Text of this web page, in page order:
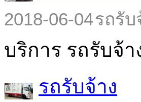
2018-06-04รถรั
บริการ รถรับจ้
รถรับจ้าง